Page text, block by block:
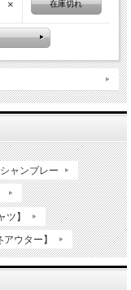
× 在庫切れ
シャンブレー
ツ】
アウター】